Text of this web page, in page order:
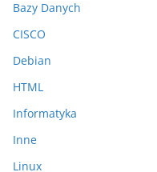
Bazy Danych
CISCO
Debian
HTML
Informatyka
Inne
Linux